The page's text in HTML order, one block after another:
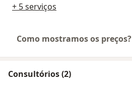
+ 5 serviços
Como mostramos os preços?
Consultórios (2)